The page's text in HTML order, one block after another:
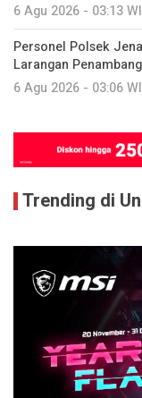
6 Agu 2026 - 03:13
Personel Polsek
Larangan
6 Agu 2026 - 03:06
Trending di